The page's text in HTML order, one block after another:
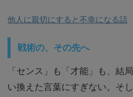
他人に親切にすると不幸になる話
戦術の、その先へ
「センス」も「才能」も、結
い換えた言葉にすぎない。そ